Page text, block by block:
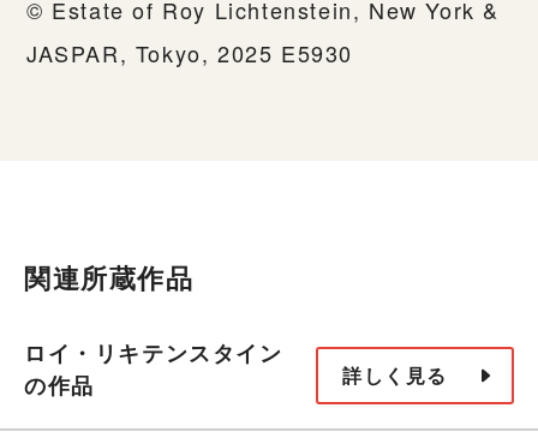
© Estate of Roy Lichtenstein, New York &
JASPAR, Tokyo, 2025 E5930
関連所蔵作品
ロイ・リキテンスタイン
の作品
詳しく見る